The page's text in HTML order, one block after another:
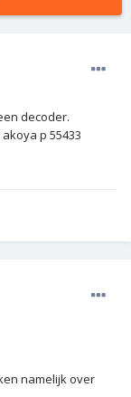
decoder.
p 55433
namelijk over